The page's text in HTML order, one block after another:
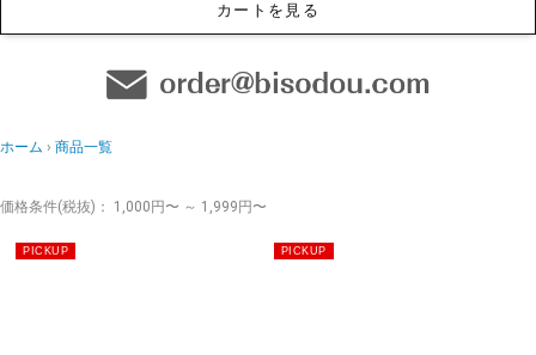
カートを見る
ホーム 商品一覧
価格条件(税抜)： 1,000円〜 ～ 1,999円〜